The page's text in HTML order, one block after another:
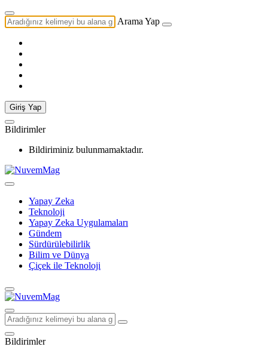
Arama Yap
Giriş Yap
Bildirimler
Bildiriminiz bulunmamaktadır.
Yapay Zeka
Teknoloji
Yapay Zeka Uygulamaları
Gündem
Sürdürülebilirlik
Bilim ve Dünya
Çiçek ile Teknoloji
Bildirimler